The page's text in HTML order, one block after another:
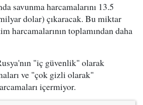
savunma harcamalarını 13.5
dolar) çıkaracak. Bu miktar
harcamalarının toplamından daha
"iç güvenlik" olarak
ve "çok gizli olarak"
içermiyor.